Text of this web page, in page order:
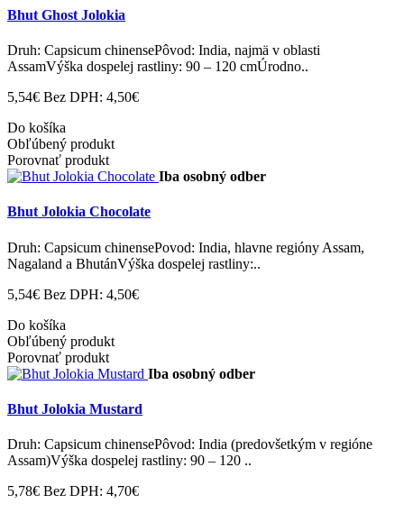
Bhut Ghost Jolokia
Druh: Capsicum chinensePôvod: India, najmä v oblasti
AssamVýška dospelej rastliny: 90 – 120 cmÚrodno..
5,54€ Bez DPH: 4,50€
Do košíka
Obľúbený produkt
Porovnať produkt
Iba osobný odber
Bhut Jolokia Chocolate
Druh: Capsicum chinensePovod: India, hlavne regióny Assam,
Nagaland a BhutánVýška dospelej rastliny:..
5,54€ Bez DPH: 4,50€
Do košíka
Obľúbený produkt
Porovnať produkt
Iba osobný odber
Bhut Jolokia Mustard
Druh: Capsicum chinensePôvod: India (predovšetkým v regióne
Assam)Výška dospelej rastliny: 90 – 120 ..
5,78€ Bez DPH: 4,70€